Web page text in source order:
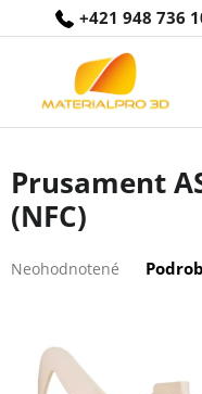
+421 948 736
Prusament
(NFC)
hodnotenie
Neohodnotené